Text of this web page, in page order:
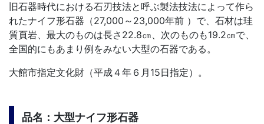
旧石器時代における石刃技法と呼ぶ製法技法によって作ら
れたナイフ形石器（27,000～23,000年前 ）で、石材は珪
質頁岩、最大のものは長さ22.8㎝、次のものも19.2㎝で、
全国的にもあまり例をみない大型の石器である。
大館市指定文化財（平成４年６月15日指定）。
品名：大型ナイフ形石器